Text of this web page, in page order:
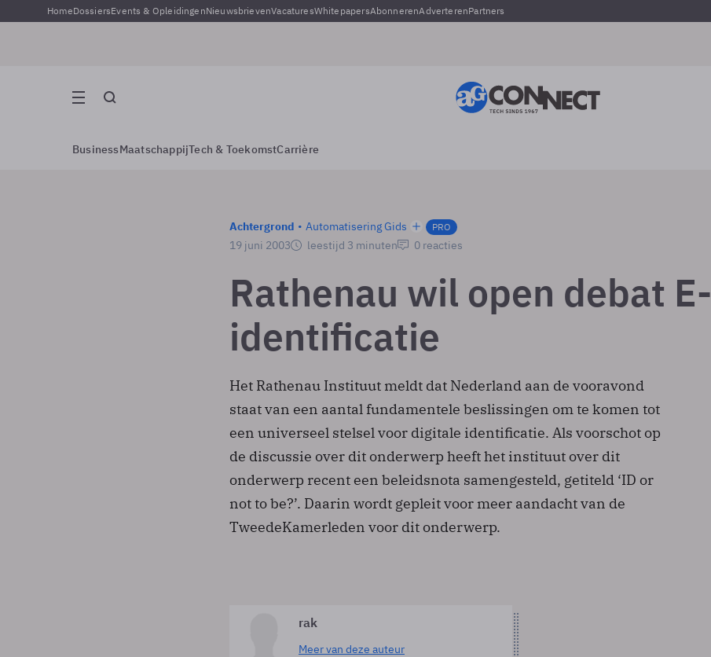
HomeDossiersEvents & OpleidingenNieuwsbrievenVacaturesWhitepapersAbonnerenAdverterenPartners
BusinessMaatschappijTech & ToekomstCarrière
Achtergrond Automatisering Gids PRO
19 juni 2003 leestijd 3 minuten 0 reacties
Rathenau wil open debat E­
identificatie
Het Rathenau Instituut meldt dat Nederland aan de vooravond
staat van een aantal fundamentele beslissingen om te komen tot
een universeel stelsel voor digitale identificatie. Als voorschot op
de discussie over dit onderwerp heeft het instituut over dit
onderwerp recent een beleidsnota samengesteld, getiteld ‘ID or
not to be?’. Daarin wordt gepleit voor meer aandacht van de
Tweede­Kamerleden voor dit onderwerp.
rak
Meer van deze auteur